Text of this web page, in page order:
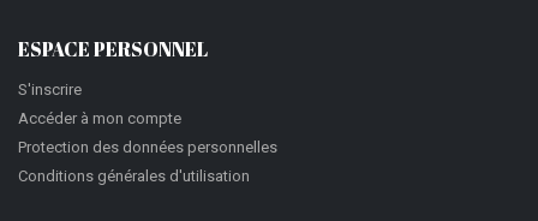
ESPACE PERSONNEL
S'inscrire
Accéder à mon compte
Protection des données personnelles
Conditions générales d'utilisation